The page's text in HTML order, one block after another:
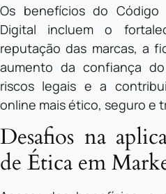
Os benefícios do
Digital incluem o
reputação das marcas, a
aumento da confiança
riscos legais e a
online mais ético, seguro e
Desafios na
de Ética em